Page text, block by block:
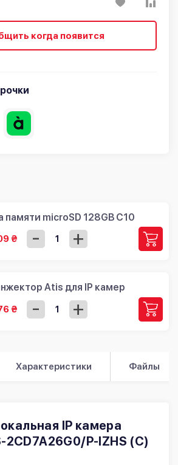
когда появится
памяти microSD 128GB C10
₴ - +
Atis для IP камер
₴ - +
Характеристики Файлы
IP камера
2CD7A26G0/P-IZHS (C)